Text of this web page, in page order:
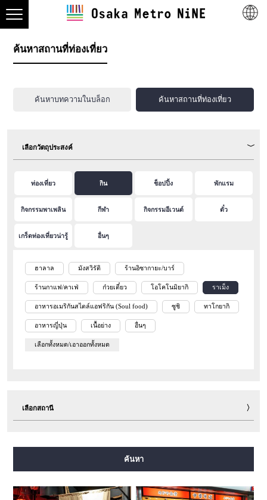
ค้นหาสถานที่ท่องเที่ยว
ค้นหาบทความในบล็อก ค้นหาสถานที่ท่องเที่ยว
เลือกวัตถุประสงค์
ท่องเที่ยว กิน ช็อปปิ้ง พักแรม
กิจกรรมพาเพลิน กีฬา กิจกรรมอีเวนต์ ตั๋ว
เกร็ดท่องเที่ยวน่ารู้ อื่นๆ
ฮาลาล มังสวิรัติ ร้านอิซากายะ/บาร์
ร้านกาแฟ/คาเฟ่ ก๋วยเตี๋ยว โอโคโนมิยากิ ราเม็ง
อาหารอเมริกันสไตล์แอฟริกัน (Soul food) ซูชิ ทาโกยากิ
อาหารญี่ปุ่น เนื้อย่าง อื่นๆ
เลือกทั้งหมด/เอาออกทั้งหมด
เลือกสถานี
สายอิมาซาโตะซุจิ สายนิวแทรม
ค้นหา